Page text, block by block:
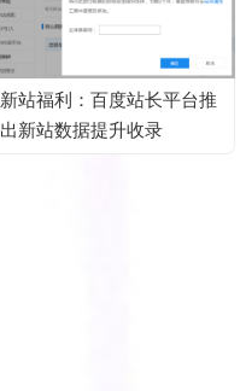
新站福利：百度站长平台推
出新站数据提升收录